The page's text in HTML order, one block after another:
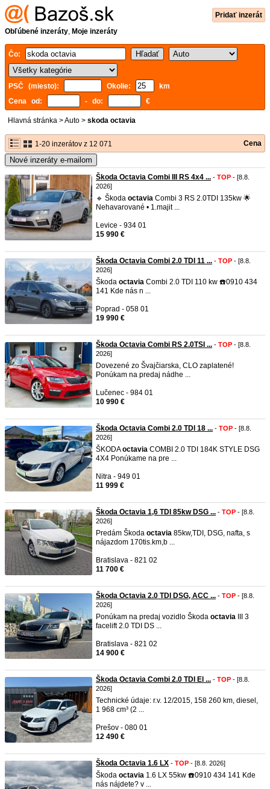
Pridať inzerát
Obľúbené inzeráty, Moje inzeráty
Čo:
PSČ (miesto): Okolie:
km
Cena od:
- do: €
Hlavná stránka >Auto > skoda octavia
1-20 inzerátov z 12 071 Cena
Nové inzeráty e-mailom
Škoda Octavia Combi III RS 4x4 ... - TOP - [8.8.
2026]
🔹 Škoda octavia Combi 3 RS 2.0TDI 135kw 🌟
Nehavarované • 1.majit ...
Levice - 934 01
15 990 €
Škoda Octavia Combi 2.0 TDI 11 ... - TOP - [8.8.
2026]
Škoda octavia Combi 2.0 TDI 110 kw ☎️0910 434
141 Kde nás n ...
Poprad - 058 01
19 990 €
Škoda Octavia Combi RS 2.0TSI ... - TOP - [8.8.
2026]
Dovezené zo Švajčiarska, CLO zaplatené!
Ponúkam na predaj nádhe ...
Lučenec - 984 01
10 990 €
Škoda Octavia Combi 2.0 TDI 18 ... - TOP - [8.8.
2026]
ŠKODAoctavia COMBI 2.0 TDI 184K STYLE DSG
4X4 Ponúkame na pre ...
Nitra - 949 01
11 999 €
Škoda Octavia 1,6 TDI 85kw DSG ... - TOP - [8.8.
2026]
Predám Škoda octavia 85kw,TDI, DSG, nafta, s
nájazdom 170tis.km,b ...
Bratislava - 821 02
11 700 €
Škoda Octavia 2.0 TDI DSG, ACC ... - TOP - [8.8.
2026]
Ponúkam na predaj vozidlo Škoda octavia III 3
facelift 2.0 TDI DS ...
Bratislava - 821 02
14 900 €
Škoda Octavia Combi 2.0 TDI El ... - TOP - [8.8.
2026]
Technické údaje: r.v. 12/2015, 158 260 km, diesel,
1 968 cm³ (2 ...
Prešov - 080 01
12 490 €
Škoda Octavia 1.6 LX - TOP - [8.8. 2026]
Škoda octavia 1.6 LX 55kw ☎️0910 434 141 Kde
nás nájdete? v ...